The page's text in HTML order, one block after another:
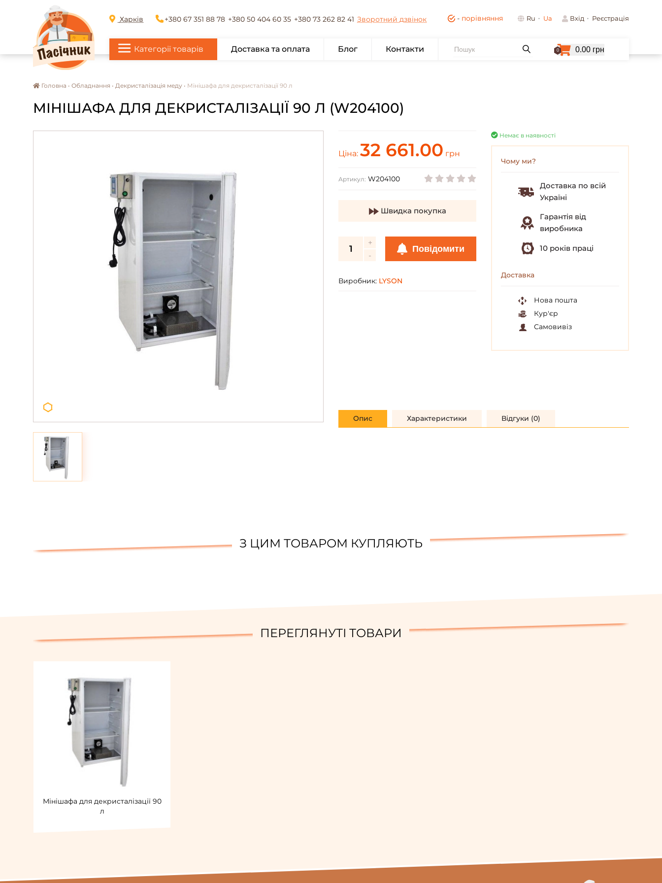
Харків +380 67 351 88 78 +380 50 404 60 35 +380 73 262 82 41 Зворотний дзвінок - порівняння Ru Ua Вхід Реєстрація
Категорії товарів Доставка та оплата Блог Контакти 0 0.00 грн
Головна • Обладнання • Декристалізація меду • Мінішафа для декристалізації 90 л
МІНІШАФА ДЛЯ ДЕКРИСТАЛІЗАЦІЇ 90 Л (W204100)
Ціна: 32 661.00 грн
Артикул: W204100
Швидка покупка
Повідомити
Виробник: LYSON
Немає в наявності
Чому ми?
Доставка по всій
Україні
Гарантія від
виробника
10 років праці
Доставка
Нова пошта
Кур'єр
Самовивіз
Опис Характеристики Відгуки (0)
З ЦИМ ТОВАРОМ КУПЛЯЮТЬ
ПЕРЕГЛЯНУТІ ТОВАРИ
Мінішафа для декристалізації 90
л